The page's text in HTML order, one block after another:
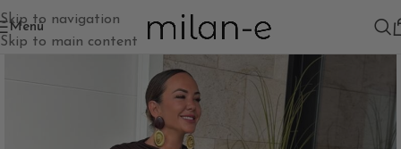
Skip to navigation
Skip to main content
Menú